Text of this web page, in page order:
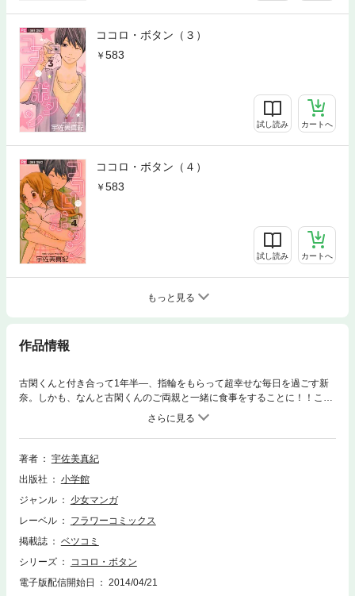
ココロ・ボタン（３）
583
試し読み カートへ
ココロ・ボタン（４）
583
試し読み カートへ
もっと見る
作品情報
古閑くんと付き合って1年半―、指輪をもらって超幸せな毎日を過ごす新
奈。しかも、なんと古閑くんのご両親と一緒に食事をすることに！！これ
ってもしかして、ついにプロポーズされちゃうの…？舞い上がっていた新
奈だけど、食事会の帰り道、古閑くんのお父さんに衝撃的な話を聞いて
―！？幸せ絶頂なふたりに突然訪れた最大のピンチ。超人気作、いよいよ
クライマックス目前の第11巻！！
著者
宇佐美真紀
出版社
小学館
ジャンル
少女マンガ
レーベル
フラワーコミックス
掲載誌
ベツコミ
シリーズ
ココロ・ボタン
電子版配信開始日
2014/04/21